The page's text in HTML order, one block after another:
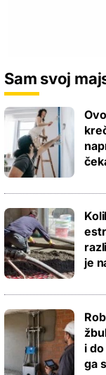
Sam svoj
je
i
ga